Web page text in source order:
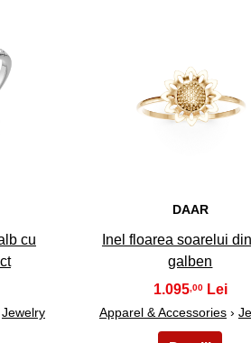
cu
Jewelry
13
DAAR
Inel floarea soarelui
galben
1.095,00
Apparel & Accessories›